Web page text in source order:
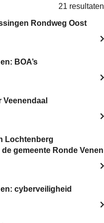
21 resultaten
Rondweg Oost
BOA’s
Lochtenberg
gemeente Ronde Venen
cyberveiligheid